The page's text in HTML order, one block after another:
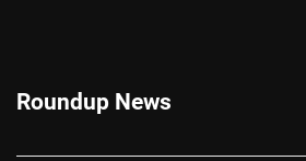
Roundup News